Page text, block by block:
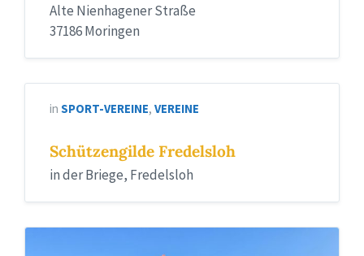
Alte Nienhagener Straße
37186 Moringen
in SPORT-VEREINE, VEREINE
Schützengilde Fredelsloh
in der Briege, Fredelsloh